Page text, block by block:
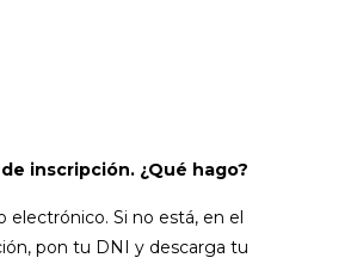
inscripción. ¿Qué hago?
Si no está, en el
pon tu DNI y descarga tu